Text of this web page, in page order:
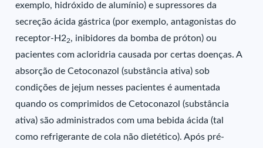
exemplo, hidróxido de alumínio) e supressores da
secreção ácida gástrica (por exemplo, antagonistas do
receptor-H22, inibidores da bomba de próton) ou
pacientes com acloridria causada por certas doenças. A
absorção de Cetoconazol (substância ativa) sob
condições de jejum nesses pacientes é aumentada
quando os comprimidos de Cetoconazol (substância
ativa) são administrados com uma bebida ácida (tal
como refrigerante de cola não dietético). Após pré-